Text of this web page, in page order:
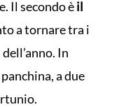
Il secondo èil
a tornare tra i
In
a due